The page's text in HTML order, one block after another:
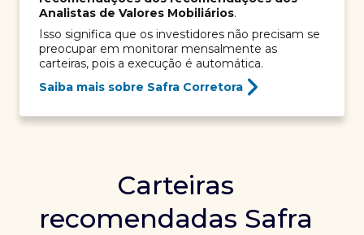
Analistas de Valores Mobiliários.
Isso significa que os investidores não precisam se
preocupar em monitorar mensalmente as
carteiras, pois a execução é automática.
Saiba mais sobre Safra Corretora
Carteiras
recomendadas Safra